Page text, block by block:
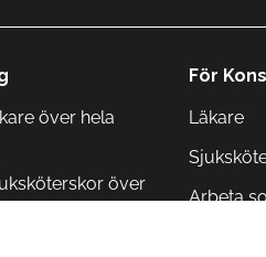
över hela
över
För
Läkare
Arbeta